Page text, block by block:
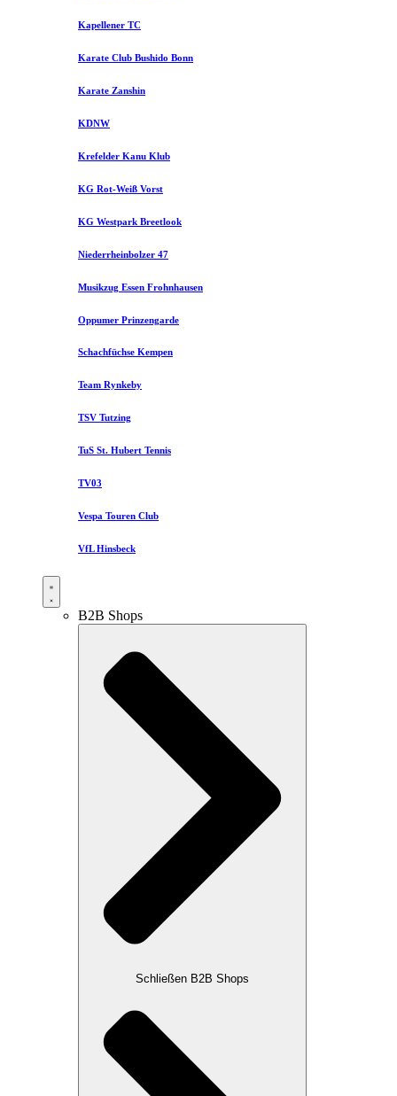
Kapellener TC
Karate Club Bushido Bonn
Karate Zanshin
KDNW
Krefelder Kanu Klub
KG Rot-Weiß Vorst
KG Westpark Breetlook
Niederrheinbolzer 47
Musikzug Essen Frohnhausen
Oppumer Prinzengarde
Schachfüchse Kempen
Team Rynkeby
TSV Tutzing
TuS St. Hubert Tennis
TV03
Vespa Touren Club
VfL Hinsbeck
B2B Shops
Schließen B2B Shops